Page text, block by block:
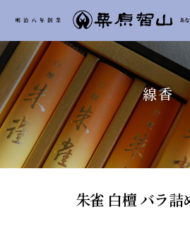
線香
朱雀 白檀 バラ詰